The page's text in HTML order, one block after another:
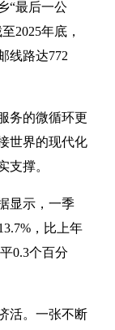
“最后一公
2025年底，
线路达772
务的微循环更
世界的现代化
支撑。
显示，一季
，比上年
0.3个百分
活。一张不断